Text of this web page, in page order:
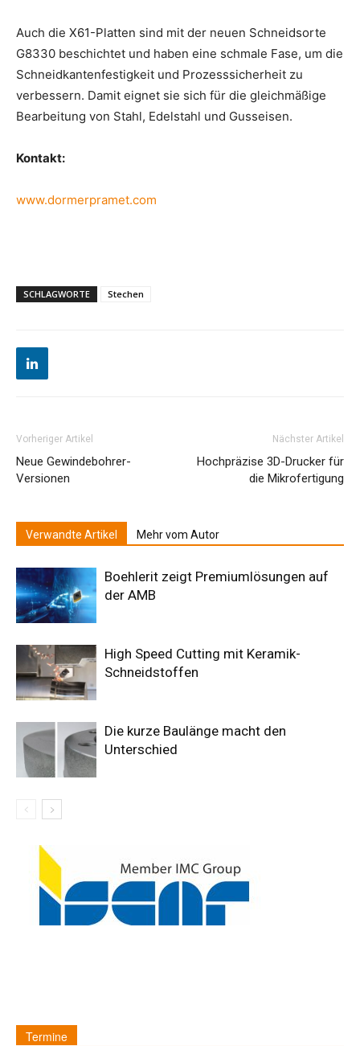
Auch die X61-Platten sind mit der neuen Schneidsorte
G8330 beschichtet und haben eine schmale Fase, um die
Schneidkantenfestigkeit und Prozesssicherheit zu
verbessern. Damit eignet sie sich für die gleichmäßige
Bearbeitung von Stahl, Edelstahl und Gusseisen.
Kontakt:
www.dormerpramet.com
SCHLAGWORTE Stechen
Vorheriger Artikel
Neue Gewindebohrer-
Versionen
Nächster Artikel
Hochpräzise 3D-Drucker für
die Mikrofertigung
Verwandte Artikel Mehr vom Autor
Boehlerit zeigt Premiumlösungen auf
der AMB
High Speed Cutting mit Keramik-
Schneidstoffen
Die kurze Baulänge macht den
Unterschied
Termine